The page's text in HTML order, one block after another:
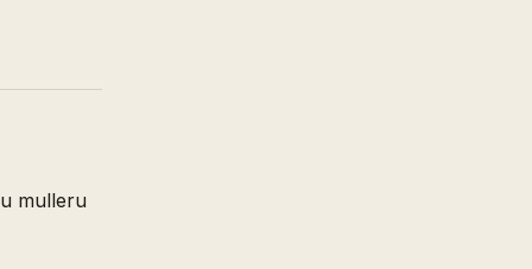
mulleru